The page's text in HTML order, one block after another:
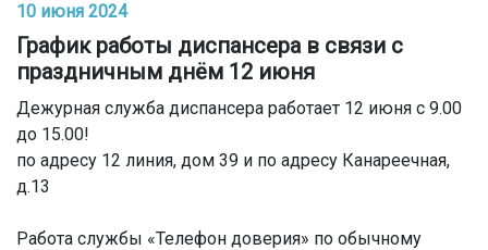
10 июня 2024
График работы диспансера в связи с
праздничным днём 12 июня
Дежурная служба диспансера работает 12 июня с 9.00
до 15.00!
по адресу 12 линия, дом 39 и по адресу Канареечная,
д.13
Работа службы «Телефон доверия» по обычному